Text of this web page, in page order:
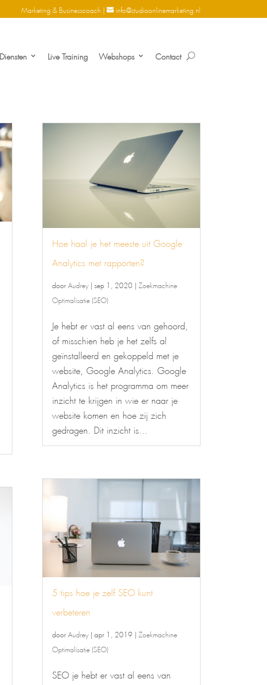
Marketing & Businesscoach | info@studioonlinemarketing.nl
Diensten Live Training Webshops Contact
Hoe haal je het meeste uit Google
Analytics met rapporten?
Audrey | sep 1, 2020 |Zoekmachine
Optimalisatie (SEO)
Je hebt er vast al eens van gehoord,
of misschien heb je het zelfs al
geïnstalleerd en gekoppeld met je
website, Google Analytics. Google
Analytics is het programma om meer
inzicht te krijgen in wie er naar je
website komen en hoe zij zich
gedragen. Dit inzicht is...
5 tips hoe je zelf SEO kunt
verbeteren
Audrey | apr 1, 2019 |Zoekmachine
Optimalisatie (SEO)
SEO je hebt er vast al eens van